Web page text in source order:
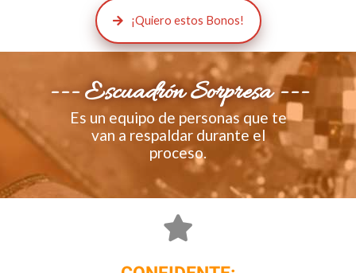
¡Quiero estos Bonos!
--- Escuadrón Sorpresa ---
Es un equipo de personas que te
van a respaldar durante el
proceso.